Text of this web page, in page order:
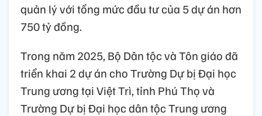
quản lý với tổng mức đầu tư của 5 dự án hơn
750 tỷ đồng.
Trong năm 2025, Bộ Dân tộc và Tôn giáo đã
triển khai 2 dự án cho Trường Dự bị Đại học
Trung ương tại Việt Trì, tỉnh Phú Thọ và
Trường Dự bị Đại học dân tộc Trung ương